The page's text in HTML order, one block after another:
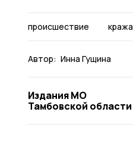
происшествие кража
Автор: Инна Гущина
Издания МО
Тамбовской области